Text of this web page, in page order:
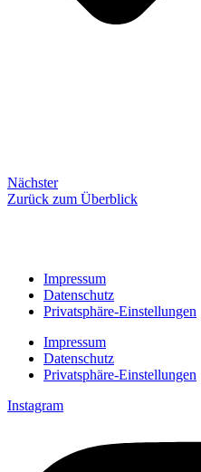
Nächster
Zurück zum Überblick
Impressum
Datenschutz
Privatsphäre-Einstellungen
Impressum
Datenschutz
Privatsphäre-Einstellungen
Instagram